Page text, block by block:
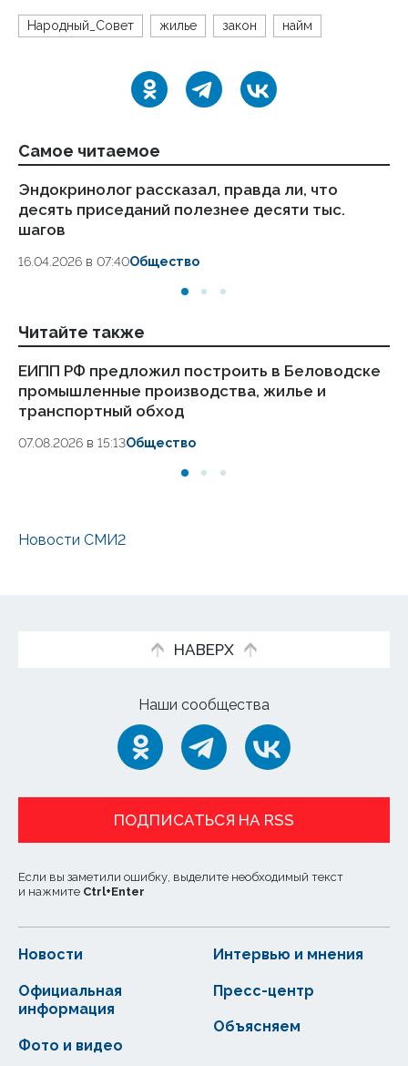
Народный_Совет жилье закон найм
Самое читаемое
Эндокринолог рассказал, правда ли, что
десять приседаний полезнее десяти тыс.
шагов
16.04.2026 в 07:40Общество
Читайте также
ЕИПП РФ предложил построить в Беловодске
промышленные производства, жилье и
транспортный обход
07.08.2026 в 15:13Общество
Новости СМИ2
НАВЕРХ
Наши сообщества
ПОДПИСАТЬСЯ НА RSS
Если вы заметили ошибку, выделите необходимый текст
и нажмите Ctrl+Enter
Новости
Официальная
информация
Интервью и мнения
Фото и видео
Пресс-центр
Объясняем